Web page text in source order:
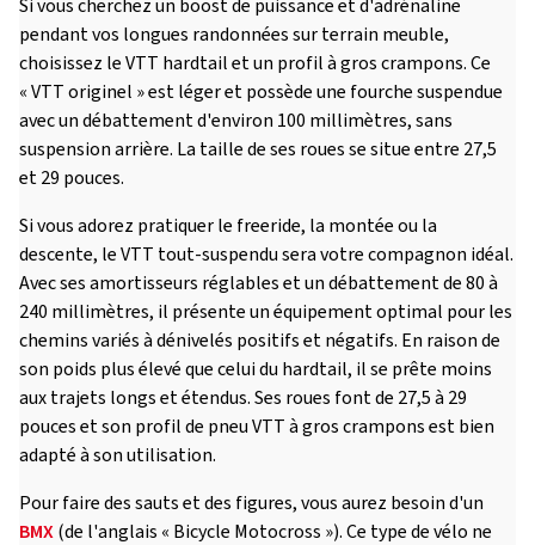
Si vous cherchez un boost de puissance et d'adrénaline
pendant vos longues randonnées sur terrain meuble,
choisissez le VTT hardtail et un profil à gros crampons. Ce
« VTT originel » est léger et possède une fourche suspendue
avec un débattement d'environ 100 millimètres, sans
suspension arrière. La taille de ses roues se situe entre 27,5
et 29 pouces.
Si vous adorez pratiquer le freeride, la montée ou la
descente, le VTT tout-suspendu sera votre compagnon idéal.
Avec ses amortisseurs réglables et un débattement de 80 à
240 millimètres, il présente un équipement optimal pour les
chemins variés à dénivelés positifs et négatifs. En raison de
son poids plus élevé que celui du hardtail, il se prête moins
aux trajets longs et étendus. Ses roues font de 27,5 à 29
pouces et son profil de pneu VTT à gros crampons est bien
adapté à son utilisation.
Pour faire des sauts et des figures, vous aurez besoin d'un
BMX(de l'anglais « Bicycle Motocross »). Ce type de vélo ne